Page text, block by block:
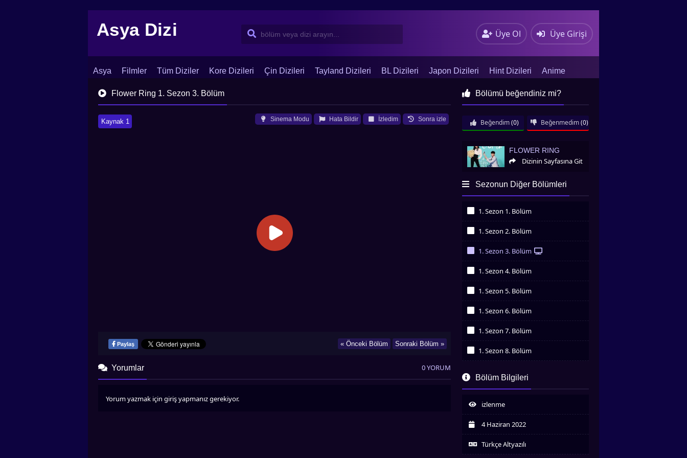
Asya Dizi Üye Ol Üye Girişi
Asya Filmler Tüm Diziler Kore Dizileri Çin Dizileri Tayland Dizileri BL Dizileri Japon Dizileri Hint Dizileri Anime
İletişim Blog Dizi Arşivi
Flower Ring 1. Sezon 3. Bölüm
Kaynak 1 Sonra izle
İzledim
Hata Bildir
Sinema Modu
Paylaş Sonraki Bölüm »
« Önceki Bölüm
Bölümü beğendiniz mi?
Beğendim (0) Beğenmedim (0)
Flower Ring
FLOWER RING
Dizinin Sayfasına Git
Sezonun Diğer Bölümleri
1. Sezon 1. Bölüm
1. Sezon 2. Bölüm
1. Sezon 3. Bölüm
1. Sezon 4. Bölüm
1. Sezon 5. Bölüm
1. Sezon 6. Bölüm
1. Sezon 7. Bölüm
1. Sezon 8. Bölüm
İzledim
İzledim
1. Sezon 10. Bölüm
İzledim
İzledim
1. Sezon 13. Bölüm
Bölüm Bilgileri
izlenme
4 Haziran 2022
Türkçe Altyazılı
Yorumlar 0 YORUM
Yorum yazmak için giriş yapmanız gerekiyor.